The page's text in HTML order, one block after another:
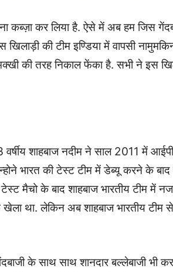
कब्ज़ा कर लिया है. ऐसे में अब हम जिस
की टीम इण्डिया में वापसी
की तरह निकाल फेंका है. सभी ने इस
शाहबाज नदीम ने साल 2011 में
भारत की टेस्ट टीम में डेब्यू करने के बाद
मैचो के बाद शाहबाज भारतीय टीम में
था. लेकिन अब शाहबाज भारतीय टीम
के साथ साथ शानदार बल्लेबाजी भी